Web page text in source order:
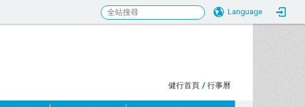
Language
健行首頁 / 行事曆